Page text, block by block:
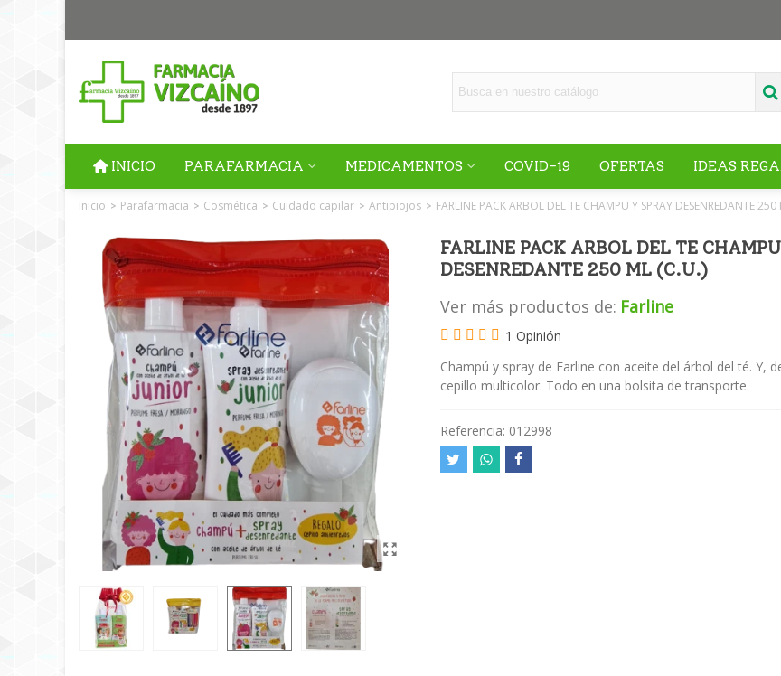
INICIO PARAFARMACIA MEDICAMENTOS COVID-19 OFERTAS IDEAS
Inicio > Parafarmacia > Cosmética > Cuidado capilar > Antipiojos > FARLINE PACK ARBOL DEL TE CHAMPU Y SPRAY DESENREDANTE
FARLINE PACK ARBOL DEL TE
DESENREDANTE 250 ML (C.U.)
Ver más productos de: Farline
1 Opinión
Champú y spray de Farline con aceite del árbol del té. Y,
cepillo multicolor. Todo en una bolsita de transporte.
Referencia: 012998